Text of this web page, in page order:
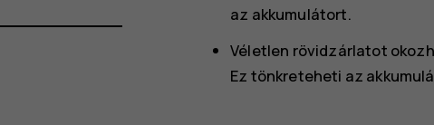
az akkumulátort.
Véletlen rövidzárlatot
Ez tönkreteheti az